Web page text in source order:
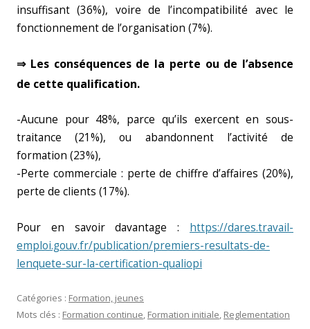
insuffisant (36%), voire de l’incompatibilité avec le
fonctionnement de l’organisation (7%).
⇒ Les conséquences de la perte ou de l’absence
de cette qualification.
-Aucune pour 48%, parce qu’ils exercent en sous-
traitance (21%), ou abandonnent l’activité de
formation (23%),
-Perte commerciale : perte de chiffre d’affaires (20%),
perte de clients (17%).
Pour en savoir davantage : https://dares.travail-
emploi.gouv.fr/publication/premiers-resultats-de-
lenquete-sur-la-certification-qualiopi
Catégories : Formation, jeunes
Mots clés : Formation continue, Formation initiale, Reglementation